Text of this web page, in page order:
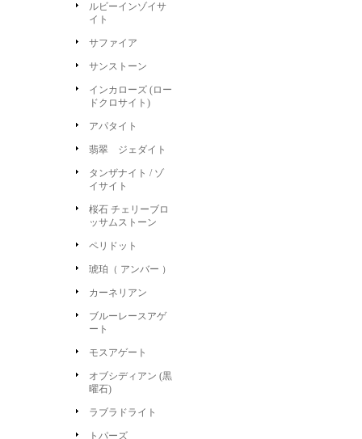
ルビーインゾイサ
イト
サファイア
サンストーン
インカローズ (ロー
ドクロサイト)
アパタイト
翡翠 ジェダイト
タンザナイト / ゾ
イサイト
桜石 チェリーブロ
ッサムストーン
ペリドット
琥珀（ アンバー ）
カーネリアン
ブルーレースアゲ
ート
モスアゲート
オブシディアン (黒
曜石)
ラブラドライト
トパーズ